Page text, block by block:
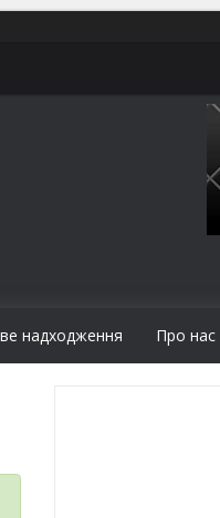
надходження Про нас